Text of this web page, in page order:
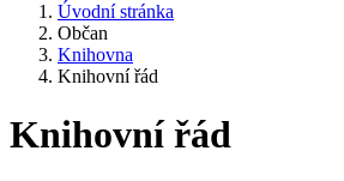
Úvodní stránka
Občan
Knihovna
Knihovní řád
Knihovní řád